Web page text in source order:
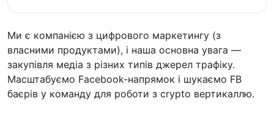
Ми є компанією з цифрового маркетингу (з
власними продуктами), і наша основна увага —
закупівля медіа з різних типів джерел трафіку.
Масштабуємо Facebook-напрямок і шукаємо FB
баєрів у команду для роботи з crypto вертикаллю.